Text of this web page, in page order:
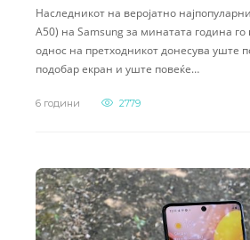
Наследникот на веројатно
A50) на Samsung за минатата година
однос на претходникот донесува уште
подобар екран и уште повеќе…
6 години 2779